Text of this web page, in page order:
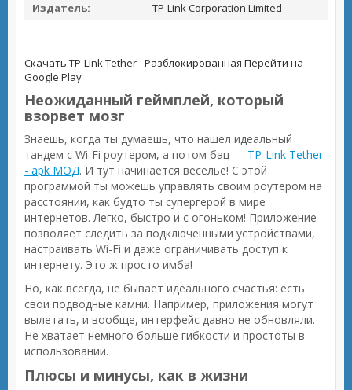
Издатель:
TP-Link Corporation Limited
Скачать TP-Link Tether - Разблокированная Перейти на
Google Play
Неожиданный геймплей, который
взорвет мозг
Знаешь, когда ты думаешь, что нашел идеальный
тандем с Wi-Fi роутером, а потом бац — TP-Link Tether
- apk МОД. И тут начинается веселье! С этой
программой ты можешь управлять своим роутером на
расстоянии, как будто ты супергерой в мире
интернетов. Легко, быстро и с огоньком! Приложение
позволяет следить за подключенными устройствами,
настраивать Wi-Fi и даже ограничивать доступ к
интернету. Это ж просто имба!
Но, как всегда, не бывает идеального счастья: есть
свои подводные камни. Например, приложения могут
вылетать, и вообще, интерфейс давно не обновляли.
Не хватает немного больше гибкости и простоты в
использовании.
Плюсы и минусы, как в жизни